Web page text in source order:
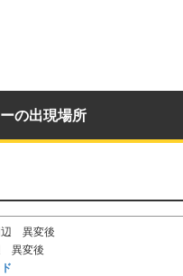
の出現場所
辺 異変後
異変後